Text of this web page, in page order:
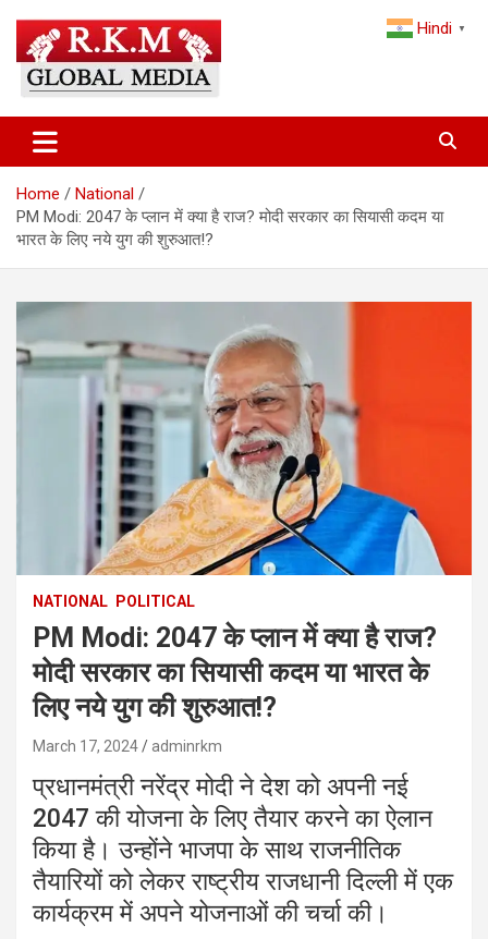
content
Latest Hindi News & Breaking
News – RKM Global Media
and the World
Home
National
PM Modi: 2047 के प्लान में क्या है राज? मोदी सरकार का सियासी कदम या
भारत के लिए नये युग की शुरुआत!?
NATIONAL POLITICAL
PM Modi: 2047 के प्लान में क्या है राज?
मोदी सरकार का सियासी कदम या भारत के
लिए नये युग की शुरुआत!?
March 17, 2024 adminrkm
प्रधानमंत्री नरेंद्र मोदी ने देश को अपनी नई
2047 की योजना के लिए तैयार करने का ऐलान
किया है। उन्होंने भाजपा के साथ राजनीतिक
तैयारियों को लेकर राष्ट्रीय राजधानी दिल्ली में एक
कार्यक्रम में अपने योजनाओं की चर्चा की।
Hindi ▼